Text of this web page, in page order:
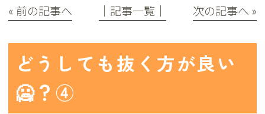
« 前の記事へ │記事一覧│ 次の記事へ »
どうしても抜く方が良い
🥶？④